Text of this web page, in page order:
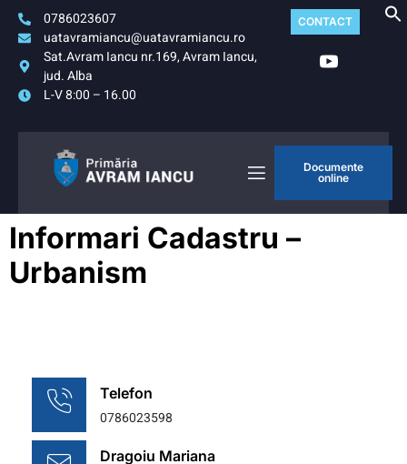
0786023607
uatavramiancu@uatavramiancu.ro
Sat.Avram Iancu nr.169, Avram Iancu,
jud. Alba
L-V 8:00 – 16.00
CONTACT
Documente
online
Informari Cadastru –
Urbanism
Telefon
0786023598
Dragoiu Mariana